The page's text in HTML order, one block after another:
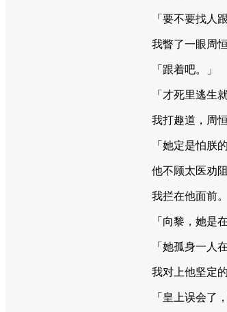
「要不要找人
我瞥了一眼周
「跟着吧。」
「才死里逃生
我打趣道，周
「她定是怕朕
他不顾太医劝
我拦在他面前。
「向黎，她是
「她孤身一人
我对上他坚定
「皇上误会了